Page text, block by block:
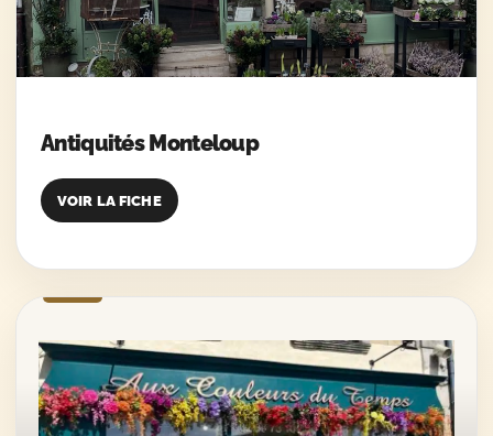
Antiquités Monteloup
VOIR LA FICHE